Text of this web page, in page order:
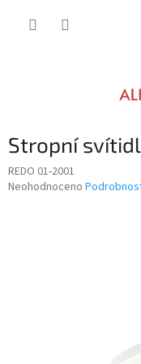
Stropní
REDO 01-2001
Průměrné
Neohodnoceno